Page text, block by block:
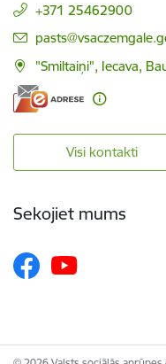
+371 25462900
E-pasts:
"Smiltaiņi", Iecava,
Visi kontakti
Sekojiet mums